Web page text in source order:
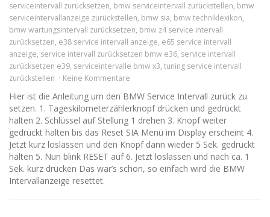
serviceintervall zurücksetzen, bmw serviceintervall zurückstellen, bmw
serviceintervallanzeige zurückstellen, bmw sia, bmw techniklexikon,
bmw wartungsintervall zurücksetzen, bmw z4 service intervall
zurücksetzen, e38 service intervall anzeige, e65 service intervall
anzeige, service intervall zurücksetzen bmw e36, service intervall
zurücksetzen e39, serviceintervalle bmw x3, tuning service intervall
zurückstellen
Keine Kommentare
Hier ist die Anleitung um den BMW Service Intervall zurück zu
setzen. 1. Tageskilometerzählerknopf drücken und gedrückt
halten 2. Schlüssel auf Stellung 1 drehen 3. Knopf weiter
gedrückt halten bis das Reset SIA Menü im Display erscheint 4.
Jetzt kurz loslassen und den Knopf dann wieder 5 Sek. gedrückt
halten 5. Nun blink RESET auf 6. Jetzt loslassen und nach ca. 1
Sek. kurz drücken Das war’s schon, so einfach wird die BMW
Intervallanzeige resettet.